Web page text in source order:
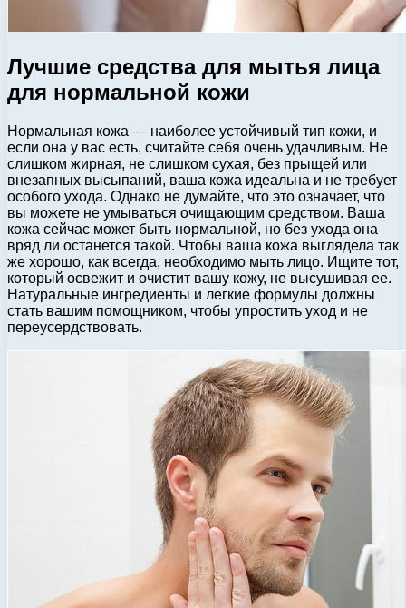
Лучшие средства для мытья лица
для нормальной кожи
Нормальная кожа — наиболее устойчивый тип кожи, и
если она у вас есть, считайте себя очень удачливым. Не
слишком жирная, не слишком сухая, без прыщей или
внезапных высыпаний, ваша кожа идеальна и не требует
особого ухода. Однако не думайте, что это означает, что
вы можете не умываться очищающим средством. Ваша
кожа сейчас может быть нормальной, но без ухода она
вряд ли останется такой. Чтобы ваша кожа выглядела так
же хорошо, как всегда, необходимо мыть лицо. Ищите тот,
который освежит и очистит вашу кожу, не высушивая ее.
Натуральные ингредиенты и легкие формулы должны
стать вашим помощником, чтобы упростить уход и не
переусердствовать.